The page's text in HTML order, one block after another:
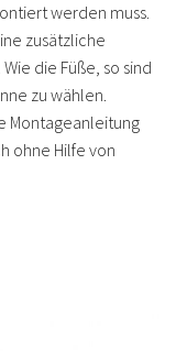
werden muss.
zusätzliche
die Füße, so sind
zu wählen.
Montageanleitung
ohne Hilfe von